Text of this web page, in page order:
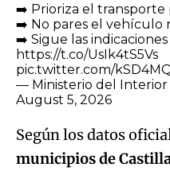
➡️ Prioriza el transporte
➡️ No pares el vehículo
➡️ Sigue las
https://t.co/UsIk4tS5Vs
pic.twitter.com/
— Ministerio del Interior
August 5, 2026
Según los datos
municipios de